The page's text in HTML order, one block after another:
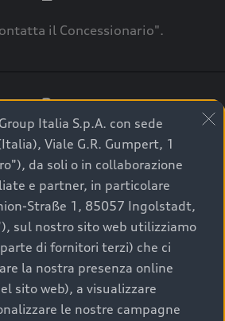
il Concessionario".
3
dal Customer Care
dal Concessionario
per finalizzare la tua richiesta.
acquistare
Audi
Italia S.p.A. con sede
Viale G.R. Gumpert, 1
da soli o in collaborazione
e partner, in particolare
Straße 1, 85057 Ingolstadt,
sul nostro sito web utilizziamo
di fornitori terzi) che ci
la nostra presenza online
sito web), a visualizzare
le nostre campagne